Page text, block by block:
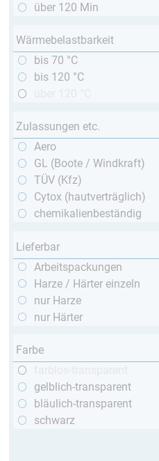
über 120 Min
Wärmebelastbarkeit
bis 70 °C
bis 120 °C
Zulassungen etc.
Aero
GL (Boote / Windkraft)
TÜV (Kfz)
Cytox (hautverträglich)
chemikalienbeständig
Lieferbar
Arbeitspackungen
Harze / Härter einzeln
nur Harze
nur Härter
Farbe
gelblich-transparent
bläulich-transparent
schwarz